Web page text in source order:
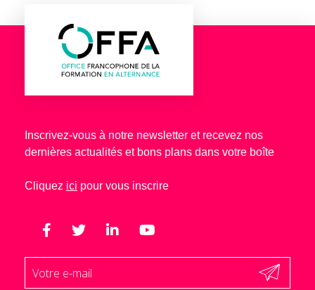
Inscrivez-vous à notre newsletter et recevez nos
dernières actualités et bons plans dans votre boîte
Cliquez ici pour vous inscrire